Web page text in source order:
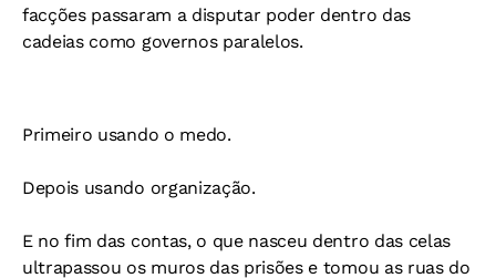
facções passaram a disputar poder dentro das
cadeias como governos paralelos.
Primeiro usando o medo.
Depois usando organização.
E no fim das contas, o que nasceu dentro das celas
ultrapassou os muros das prisões e tomou as ruas do